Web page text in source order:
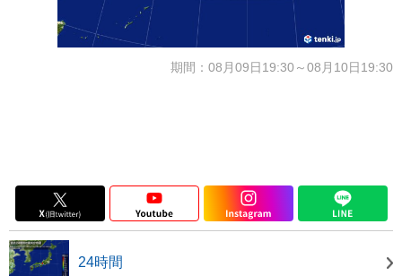
期間：08月09日19:30～08月10日19:30
24時間